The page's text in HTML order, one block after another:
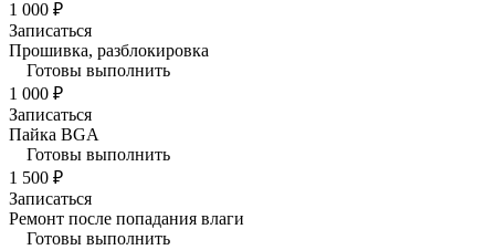
1 000 ₽
Записаться
Прошивка, разблокировка
Готовы выполнить
1 000 ₽
Записаться
Пайка BGA
Готовы выполнить
1 500 ₽
Записаться
Ремонт после попадания влаги
Готовы выполнить